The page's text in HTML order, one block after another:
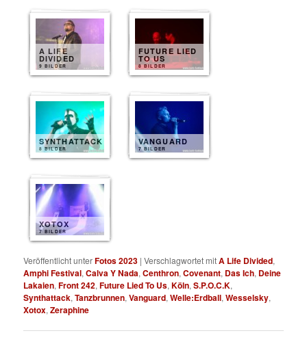
A LIFE
DIVIDED
9 BILDER
FUTURE LIED
TO US
8 BILDER
SYNTHATTACK
8 BILDER
VANGUARD
7 BILDER
XOTOX
7 BILDER
Veröffentlicht unterFotos 2023 |Verschlagwortet mitA Life Divided,
Amphi Festival,Calva Y Nada,Centhron,Covenant, Das Ich, Deine
Lakaien,Front 242,Future Lied To Us,Köln,S.P.O.C.K,
Synthattack,Tanzbrunnen,Vanguard,Welle:Erdball,Wesselsky,
Xotox,Zeraphine